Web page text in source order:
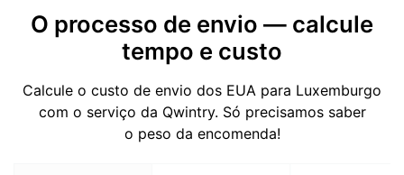
O processo de envio — calcule
tempo e custo
Calcule o custo de envio dos EUA para Luxemburgo
com o serviço da Qwintry. Só precisamos saber
o peso da encomenda!